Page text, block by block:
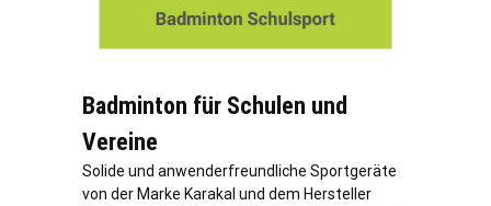
Badminton für Schulen und
Vereine
Solide und anwenderfreundliche Sportgeräte
von der Marke Karakal und dem Hersteller